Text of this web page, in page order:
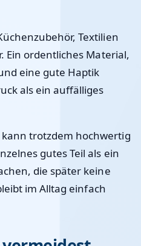
Textilien
Ein ordentliches Material,
eine gute Haptik
als ein auffälliges
trotzdem hochwertig
gutes Teil als ein
die später keine
im Alltag einfach